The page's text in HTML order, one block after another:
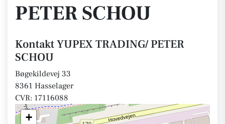
PETER SCHOU
Kontakt YUPEX TRADING/ PETER
SCHOU
Bøgekildevej 33
8361 Hasselager
CVR: 17116088
+